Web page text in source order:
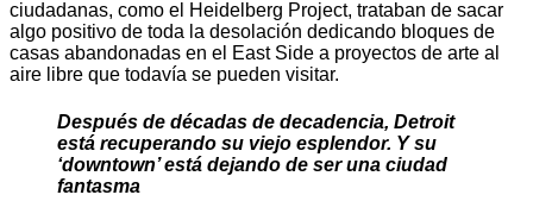
ciudadanas, como el Heidelberg Project, trataban de sacar
algo positivo de toda la desolación dedicando bloques de
casas abandonadas en el East Side a proyectos de arte al
aire libre que todavía se pueden visitar.
Después de décadas de decadencia, Detroit
está recuperando su viejo esplendor. Y su
‘downtown’ está dejando de ser una ciudad
fantasma